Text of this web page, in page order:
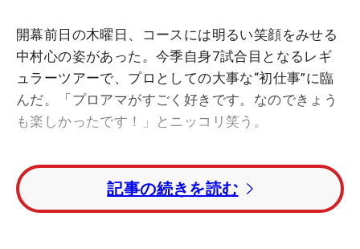
開幕前日の木曜日、コースには明るい笑顔をみせる
中村心の姿があった。今季自身7試合目となるレギ
ュラーツアーで、プロとしての大事な“初仕事”に臨
んだ。「プロアマがすごく好きです。なのできょう
も楽しかったです！」とニッコリ笑う。
好きだという理由は「みんなでやっている感があ
る」から。「楽しさだったら一番。きょうはスコア
はあまり出なかったけれど。（優勝景品の）フルー
記事の続きを読む